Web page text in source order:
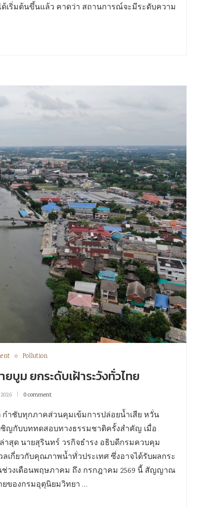
เริ่มต้นขึ้นแล้ว คาดว่า สถานการณ์จะมีระดับความ
Pollution
บูม ยกระดับเฝ้าระวังทั่วไทย
0 comment
ำชับทุกภาคส่วนคุมเข้มการปล่อยน้ำเสีย หวั่น
ชิญกับบททดสอบทางธรรมชาติครั้งสำคัญ เมื่อ
สุด นายสุรินทร์ วรกิจธำรง อธิบดีกรมควบคุม
เกี่ยวกับคุณภาพน้ำทั่วประเทศ ซึ่งอาจได้รับผลกระ
ช่วงเดือนพฤษภาคม ถึง กรกฎาคม 2569 นี้ สัญญาณ
ยของกรมอุตุนิยมวิทยา …